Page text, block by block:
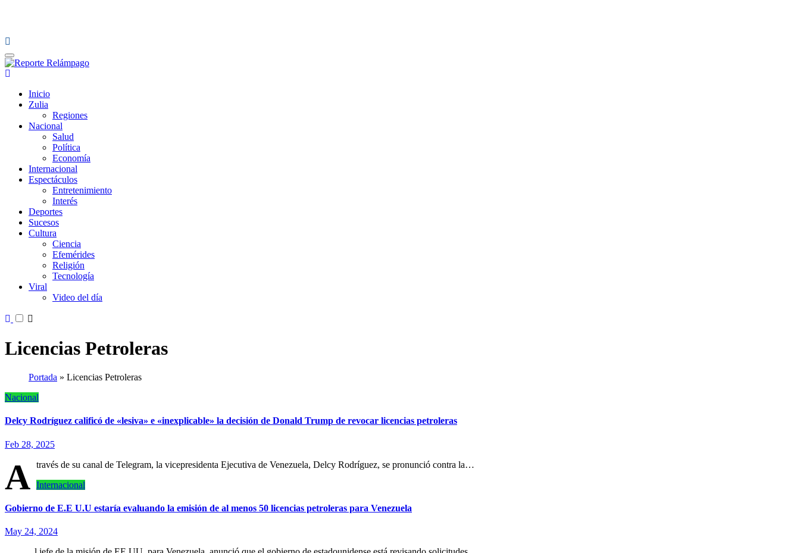
Inicio
Zulia
Regiones
Nacional
Salud
Política
Economía
Internacional
Espectáculos
Entretenimiento
Interés
Deportes
Sucesos
Cultura
Ciencia
Efemérides
Religión
Tecnología
Viral
Video del día
Licencias Petroleras
Portada » Licencias Petroleras
Nacional
Delcy Rodríguez calificó de «lesiva» e «inexplicable» la decisión de Donald Trump de revocar licencias petroleras
Feb 28, 2025
A través de su canal de Telegram, la vicepresidenta Ejecutiva de Venezuela, Delcy Rodríguez, se pronunció contra la…
Internacional
Gobierno de E.E U.U estaría evaluando la emisión de al menos 50 licencias petroleras para Venezuela
May 24, 2024